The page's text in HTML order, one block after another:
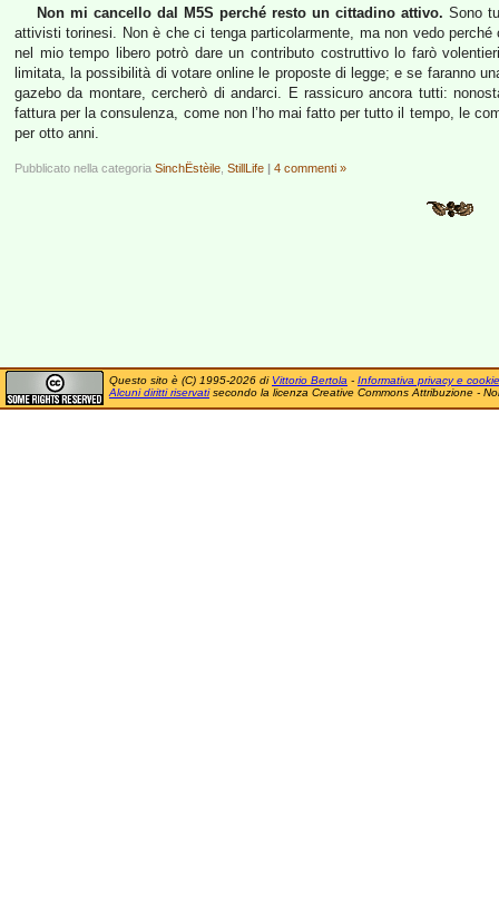
Non mi cancello dal M5S perché resto un cittadino attivo. Sono
attivisti torinesi. Non è che ci tenga particolarmente, ma non vedo
nel mio tempo libero potrò dare un contributo costruttivo lo farò
limitata, la possibilità di votare online le proposte di legge; e se faranno
gazebo da montare, cercherò di andarci. E rassicuro ancora tutti:
fattura per la consulenza, come non l’ho mai fatto per tutto il tempo, le
per otto anni.
Pubblicato nella categoria SinchËstèile StillLife | 4 commenti »
Questo sito è (C) 1995-2026 di Vittorio Bertola - Informativa privacy e cookie
Alcuni diritti riservatisecondo la licenza Creative Commons Attribuzione -